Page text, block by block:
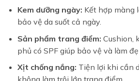
Kem dưỡng ngày: Kết hợp màng
bảo vệ da suốt cả ngày.
Sản phẩm trang điểm: Cushion,
phủ có SPF giúp bảo vệ và làm
Xịt chống nắng: Tiện lợi khi cần